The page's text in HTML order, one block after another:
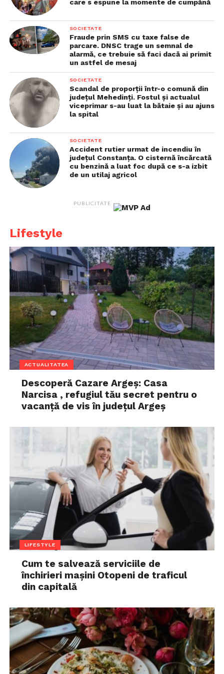
care s espune la momente de cumpănă
SOCIETATE
Fraude prin SMS cu taxe false de
parcare. DNSC trage un semnal de
alarmă, ce trebuie să faci dacă ai primit
un astfel de mesaj
SOCIETATE
Scandal de proporții într-o comună din
județul Mehedinți. Fostul și actualul
viceprimar s-au luat la bătaie și au ajuns
la spital
SOCIETATE
Accident rutier urmat de incendiu în
județul Constanța. O cisternă încărcată
cu benzină a luat foc după ce s-a izbit
de un utilaj agricol
PUBLICITATE
Lifestyle
ACTUALITATEA
Descoperă Cazare Argeș: Casa
Narcisa , refugiul tău secret pentru o
vacanță de vis în județul Argeș
LIFESTYLE
Cum te salvează serviciile de
închirieri mașini Otopeni de traficul
din capitală